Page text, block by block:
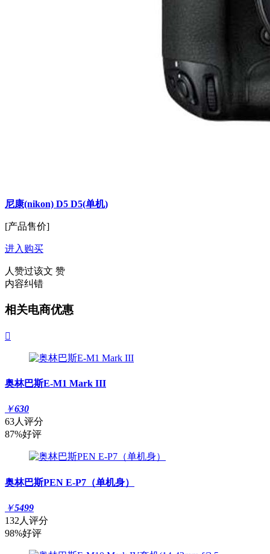
尼康(nikon) D5 D5(单机)
[产品售价]
进入购买
人赞过该文 赞
内容纠错
相关电商优惠

奥林巴斯E-M1 Mark III
￥630
63人评分
87%好评
奥林巴斯PEN E-P7（单机身）
￥5499
132人评分
98%好评